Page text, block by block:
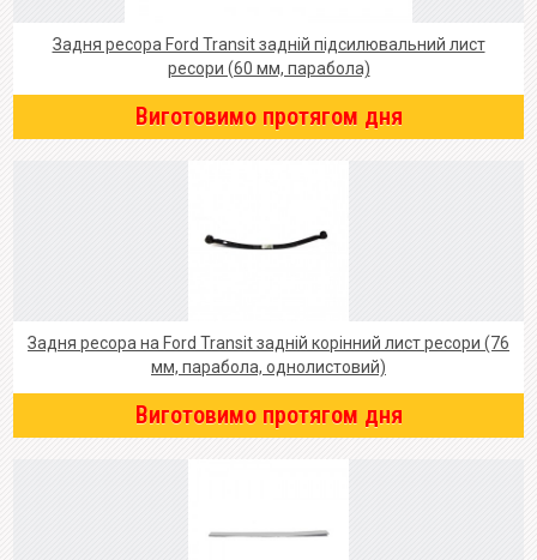
Задня ресора Ford Transit задній підсилювальний лист
ресори (60 мм, парабола)
Виготовимо протягом дня
Задня ресора на Ford Transit задній корінний лист ресори (76
мм, парабола, однолистовий)
Виготовимо протягом дня